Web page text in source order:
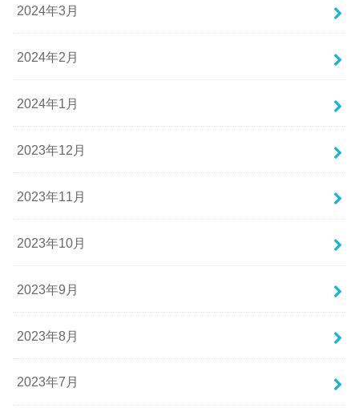
2024年3月
2024年2月
2024年1月
2023年12月
2023年11月
2023年10月
2023年9月
2023年8月
2023年7月